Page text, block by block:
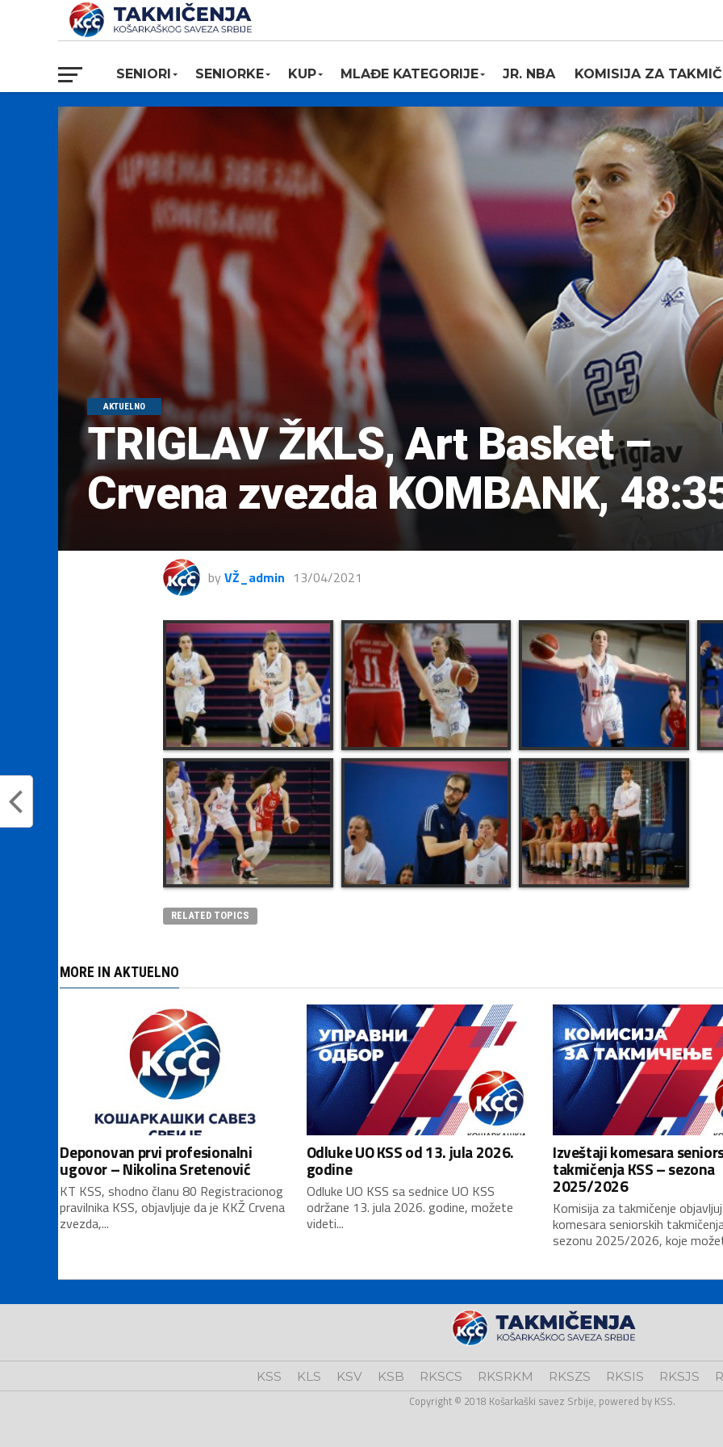
SENIORI SENIORKE KUP MLAĐE KATEGORIJE JR. NBA KOMISIJA ZA
AKTUELNO
TRIGLAV ŽKLS, Art Basket –
Crvena zvezda KOMBANK,
by VŽ_admin 13/04/2021
RELATED TOPICS
MORE IN AKTUELNO
Deponovan prvi profesionalni
ugovor – Nikolina Sretenović
KT KSS, shodno članu 80 Registracionog
pravilnika KSS, objavljuje da je KKŽ Crvena
zvezda,...
Odluke UO KSS od 13. jula 2026.
godine
Odluke UO KSS sa sednice UO KSS
održane 13. jula 2026. godine, možete
videti...
Izveštaji komesara
takmičenja KSS – sezona
2025/2026
Komisija za takmičenje
komesara seniorskih
sezonu 2025/2026, koje
KSS KLS KSV KSB RKSCS RKSRKM RKSZS RKSIS RKSJS
Copyright © 2018 Košarkaški savez Srbije, powered by KSS.